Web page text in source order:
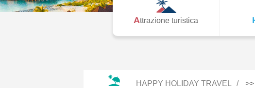
Attrazione turistica
HAPPY HOLIDAY TRAVEL >>